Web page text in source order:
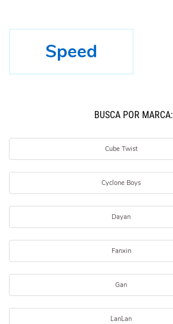
Speed
BUSCÁ POR MARCA:
Cube Twist
Cyclone Boys
Dayan
Fanxin
Gan
LanLan